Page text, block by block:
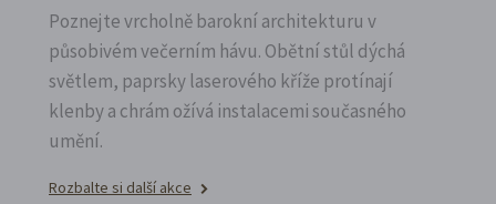
Poznejte vrcholně barokní architekturu v
působivém večerním hávu. Obětní stůl dýchá
světlem, paprsky laserového kříže protínají
klenby a chrám ožívá instalacemi současného
umění.
Rozbalte si další akce